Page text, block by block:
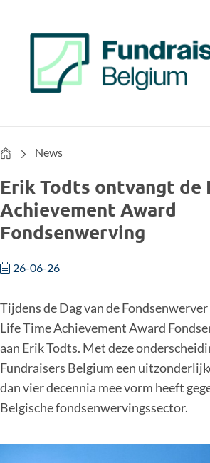
HomeNews
Erik Todts ontvangt de
Achievement Award
Fondsenwerving
26-06-26
Tijdens de Dag van de
Life Time Achievement Award
aan Erik Todts. Met deze
Fundraisers Belgium een
dan vier decennia mee vorm heeft
Belgische fondsenwervingssector.